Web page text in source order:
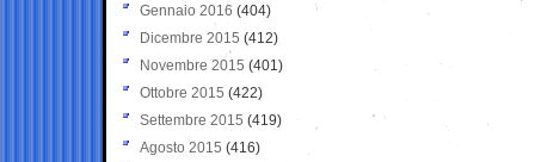
Gennaio 2016 (404)
Dicembre 2015 (412)
Novembre 2015 (401)
Ottobre 2015 (422)
Settembre 2015 (419)
Agosto 2015 (416)